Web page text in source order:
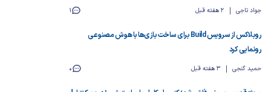
جواد تاجی 2 هفته قبل 1
روبلاکس از سرویس Build برای ساخت بازی‌ها با هوش مصنوعی
رونمایی کرد
حمید گنجی 3 هفته قبل 0